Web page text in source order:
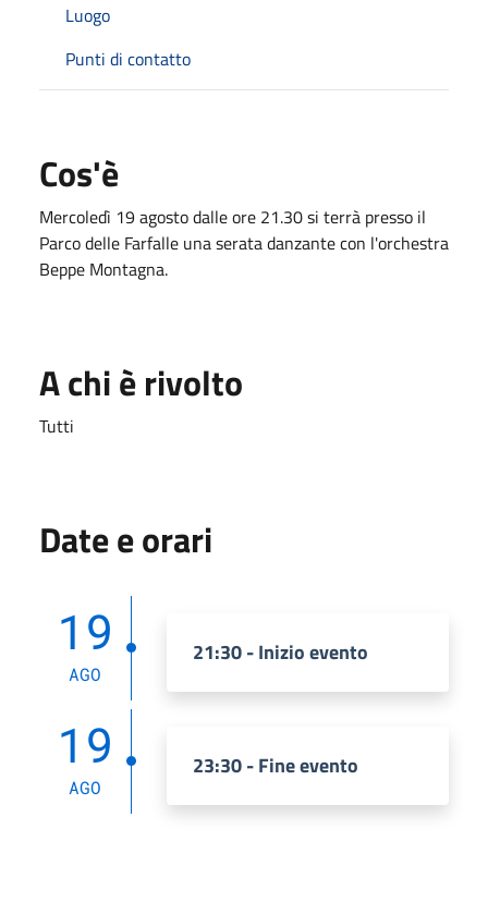
Luogo
Punti di contatto
Cos'è
Mercoledì 19 agosto dalle ore 21.30 si terrà presso il
Parco delle Farfalle una serata danzante con l'orchestra
Beppe Montagna.
A chi è rivolto
Tutti
Date e orari
19
AGO
21:30 - Inizio evento
19
AGO
23:30 - Fine evento